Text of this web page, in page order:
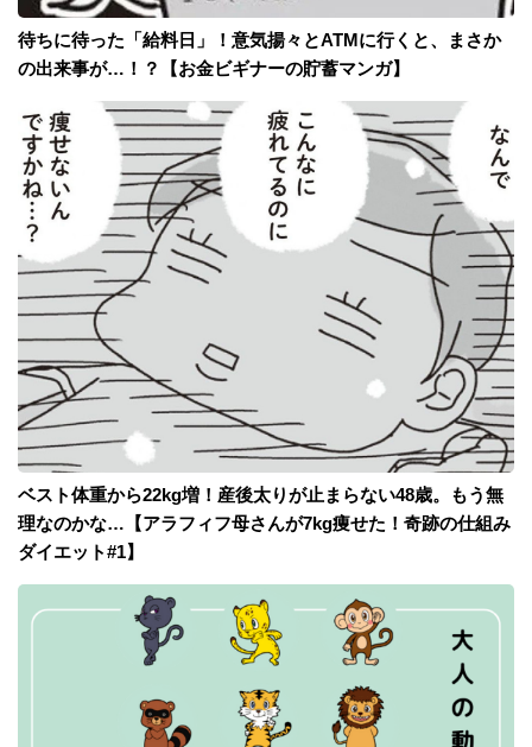
待ちに待った「給料日」！意気揚々とATMに行くと、まさか
の出来事が…！？【お金ビギナーの貯蓄マンガ】
ベスト体重から22kg増！産後太りが止まらない48歳。もう無
理なのかな…【アラフィフ母さんが7kg痩せた！奇跡の仕組み
ダイエット#1】